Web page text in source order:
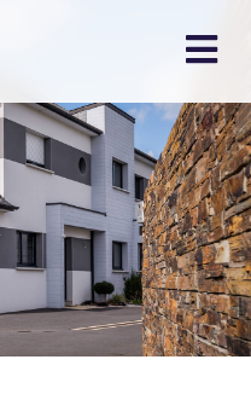
principale